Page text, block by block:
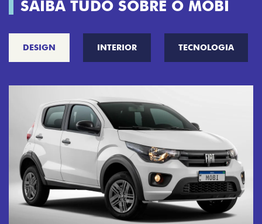
SAIBA TUDO SOBRE O MOBI
DESIGN INTERIOR TECNOLOGIA
CINCO OPÇÕES DE CORES